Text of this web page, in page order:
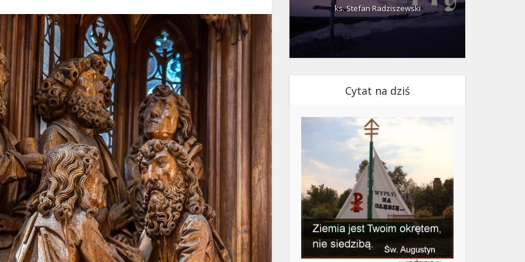
ks. Stefan Radziszewski
Cytat na dziś